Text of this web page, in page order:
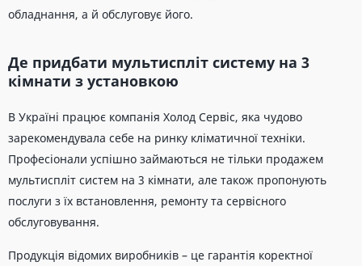
обладнання, а й обслуговує його.
Де придбати мультиспліт систему на 3
кімнати з установкою
В Україні працює компанія Холод Сервіс, яка чудово
зарекомендувала себе на ринку кліматичної техніки.
Професіонали успішно займаються не тільки продажем
мультиспліт систем на 3 кімнати, але також пропонують
послуги з їх встановлення, ремонту та сервісного
обслуговування.
Продукція відомих виробників – це гарантія коректної